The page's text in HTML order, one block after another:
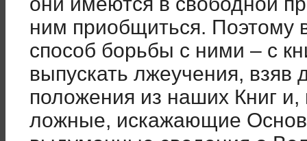
ним приобщиться. Поэтому
способ борьбы с ними – с
выпускать лжеучения, взяв
положения из наших Книг
ложные, искажающие